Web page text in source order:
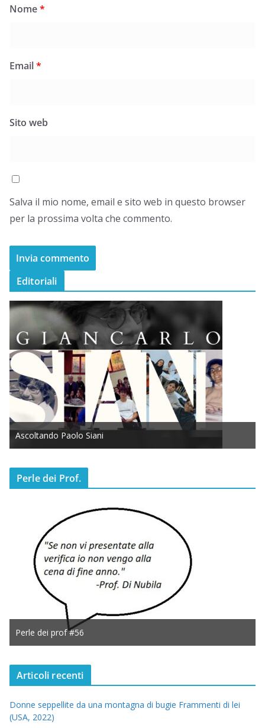
Nome*
Email*
Sito web
Salva il mio nome, email e sito web in questo browser
per la prossima volta che commento.
Editoriali
Ascoltando Paolo Siani
Perle dei Prof.
Perle dei prof #56
Articoli recenti
Donne seppellite da una montagna di bugie Frammenti di lei
(USA, 2022)